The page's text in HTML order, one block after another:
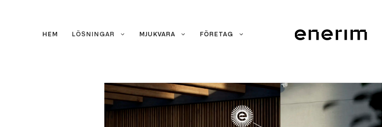
HEM LÖSNINGAR MJUKVARA FÖRETAG